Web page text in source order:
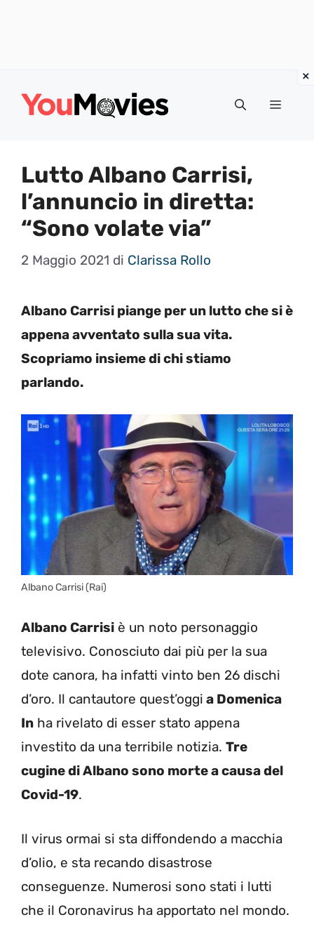
Menu
Lutto Albano Carrisi,
l’annuncio in diretta:
“Sono volate via”
2 Maggio 2021 di Clarissa Rollo
Albano Carrisi piange per un lutto che si è
appena avventato sulla sua vita.
Scopriamo insieme di chi stiamo
parlando.
Albano Carrisi (Rai)
Albano Carrisi è un noto personaggio
televisivo. Conosciuto dai più per la sua
dote canora, ha infatti vinto ben 26 dischi
d’oro. Il cantautore quest’oggi a Domenica
In ha rivelato di esser stato appena
investito da una terribile notizia. Tre
cugine di Albano sono morte a causa del
Covid-19.
Il virus ormai si sta diffondendo a macchia
d’olio, e sta recando disastrose
conseguenze. Numerosi sono stati i lutti
che il Coronavirus ha apportato nel mondo.